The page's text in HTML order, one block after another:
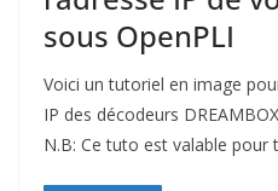
sous OpenPLI
Voici un tutoriel en image
IP des décodeurs
N.B: Ce tuto est valable pour